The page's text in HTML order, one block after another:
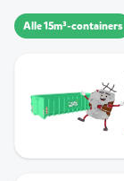
Alle 15m³-containers